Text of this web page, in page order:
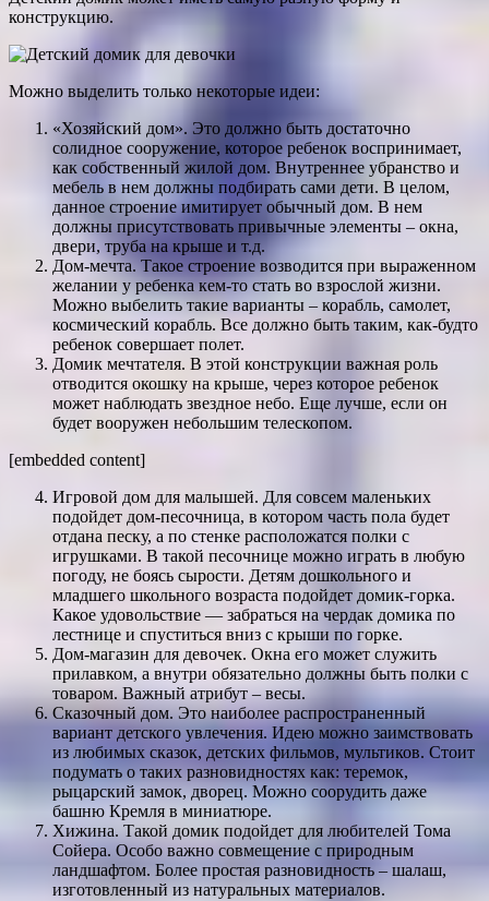
конструкцию.
Можно выделить только некоторые идеи:
«Хозяйский дом». Это должно быть достаточно
солидное сооружение, которое ребенок воспринимает,
как собственный жилой дом. Внутреннее убранство и
мебель в нем должны подбирать сами дети. В целом,
данное строение имитирует обычный дом. В нем
должны присутствовать привычные элементы – окна,
двери, труба на крыше и т.д.
Дом-мечта. Такое строение возводится при выраженном
желании у ребенка кем-то стать во взрослой жизни.
Можно выбелить такие варианты – корабль, самолет,
космический корабль. Все должно быть таким, как-будто
ребенок совершает полет.
Домик мечтателя. В этой конструкции важная роль
отводится окошку на крыше, через которое ребенок
может наблюдать звездное небо. Еще лучше, если он
будет вооружен небольшим телескопом.
[embedded content]
Игровой дом для малышей. Для совсем маленьких
подойдет дом-песочница, в котором часть пола будет
отдана песку, а по стенке расположатся полки с
игрушками. В такой песочнице можно играть в любую
погоду, не боясь сырости. Детям дошкольного и
младшего школьного возраста подойдет домик-горка.
Какое удовольствие — забраться на чердак домика по
лестнице и спуститься вниз с крыши по горке.
Дом-магазин для девочек. Окна его может служить
прилавком, а внутри обязательно должны быть полки с
товаром. Важный атрибут – весы.
Сказочный дом. Это наиболее распространенный
вариант детского увлечения. Идею можно заимствовать
из любимых сказок, детских фильмов, мультиков. Стоит
подумать о таких разновидностях как: теремок,
рыцарский замок, дворец. Можно соорудить даже
башню Кремля в миниатюре.
Хижина. Такой домик подойдет для любителей Тома
Сойера. Особо важно совмещение с природным
ландшафтом. Более простая разновидность – шалаш,
изготовленный из натуральных материалов.